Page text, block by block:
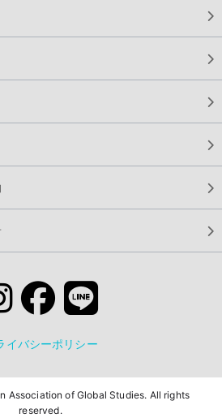
イバシーポリシー
Association of Global Studies. All rights
reserved.